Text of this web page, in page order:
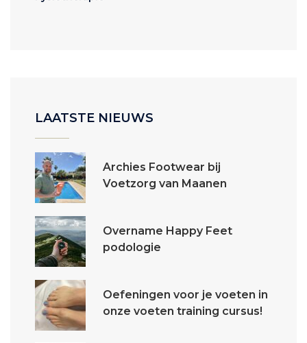
LAATSTE NIEUWS
Archies Footwear bij
Voetzorg van Maanen
Overname Happy Feet
podologie
Oefeningen voor je voeten in
onze voeten training cursus!